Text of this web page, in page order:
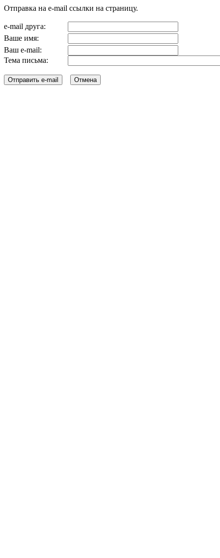
Отправка на e-mail ссылки на страницу.
e-mail друга:
Ваше имя:
Ваш e-mail:
Тема письма: